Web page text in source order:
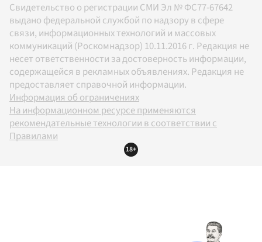
Свидетельство о регистрации СМИ Эл № ФС77-67642
выдано федеральной службой по надзору в сфере
связи, информационных технологий и массовых
коммуникаций (Роскомнадзор) 10.11.2016 г. Редакция не
несет ответственности за достоверность информации,
содержащейся в рекламных объявлениях. Редакция не
предоставляет справочной информации.
Информация об ограничениях
На информационном ресурсе применяются
рекомендательные технологии в соответствии с
Правилами
18+